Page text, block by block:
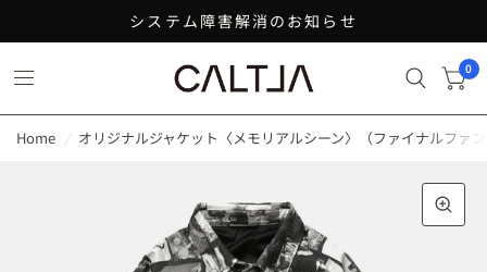
システム障害解消のお知らせ
0
Home / オリジナルジャケット〈メモリアルシーン〉（ファイナルファ